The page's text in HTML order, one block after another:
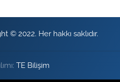
© 2022. Her hakkı saklıdır.
TE Bilişim